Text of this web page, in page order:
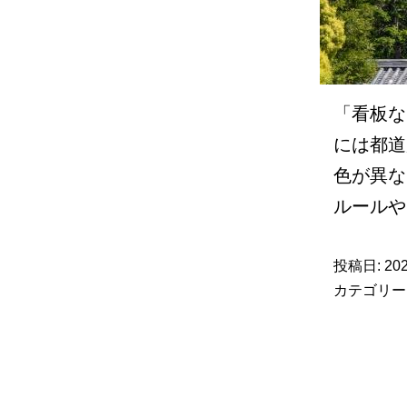
「看板
には都
色が異
ルール
投稿日:
カテゴリ